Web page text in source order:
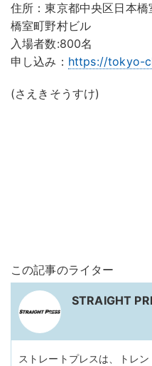
住所：東京都中央区日本
橋室町野村ビル
入場者数:800名
申し込み： https://tokyo-
(さえきそうすけ)
この記事のライター
STRAIGHT
ストレートプレスは、トレ